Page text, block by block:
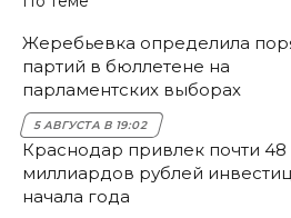
Жеребьевка определила
партий в бюллетене на
парламентских выборах
5 АВГУСТА В 19:02
Краснодар привлек почти 48
миллиардов рублей
начала года